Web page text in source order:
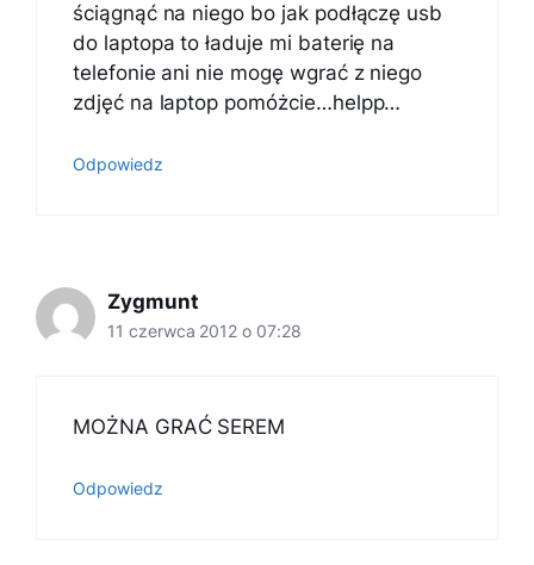
ściągnąć na niego bo jak podłączę usb
do laptopa to ładuje mi baterię na
telefonie ani nie mogę wgrać z niego
zdjęć na laptop pomóżcie…helpp…
Odpowiedz
Zygmunt
11 czerwca 2012 o 07:28
MOŻNA GRAĆ SEREM
Odpowiedz